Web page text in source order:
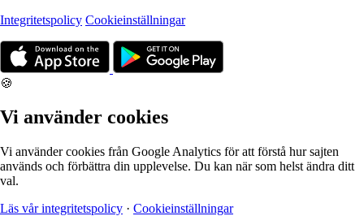
Integritetspolicy Cookieinställningar
🍪
Vi använder cookies
Vi använder cookies från Google Analytics för att förstå hur sajten
används och förbättra din upplevelse. Du kan när som helst ändra ditt
val.
Läs vår integritetspolicy · Cookieinställningar